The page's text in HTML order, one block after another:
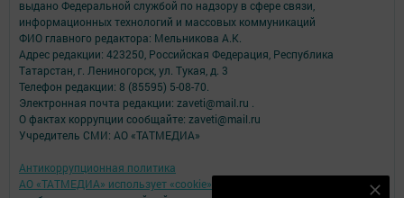
выдано Федеральной службой по надзору в сфере связи,
информационных технологий и массовых коммуникаций
ФИО главного редактора: Мельникова А.К.
Адрес редакции: 423250, Российская Федерация, Республика
Татарстан, г. Лениногорск, ул. Тукая, д. 3
Телефон редакции: 8 (85595) 5-08-70.
Электронная почта редакции: zaveti@mail.ru .
О фактах коррупции сообщайте: zaveti@mail.ru
Учредитель СМИ: АО «ТАТМЕДИА»
Антикоррупционная политика
АО «ТАТМЕДИА» использует «cookie» для персонализации сервисов и